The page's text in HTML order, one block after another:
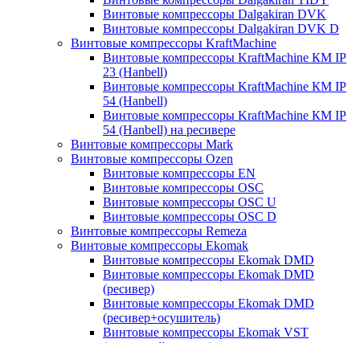
Винтовые компрессоры Dalgakiran DVK
Винтовые компрессоры Dalgakiran DVK D
Винтовые компрессоры KraftMachine
Винтовые компрессоры KraftMachine КМ IP
23 (Hanbell)
Винтовые компрессоры KraftMachine КМ IP
54 (Hanbell)
Винтовые компрессоры KraftMachine КМ IP
54 (Hanbell) на ресивере
Винтовые компрессоры Mark
Винтовые компрессоры Ozen
Винтовые компрессоры EN
Винтовые компрессоры OSC
Винтовые компрессоры OSC U
Винтовые компрессоры OSC D
Винтовые компрессоры Remeza
Винтовые компрессоры Ekomak
Винтовые компрессоры Ekomak DMD
Винтовые компрессоры Ekomak DMD
(ресивер)
Винтовые компрессоры Ekomak DMD
(ресивер+осушитель)
Винтовые компрессоры Ekomak VST